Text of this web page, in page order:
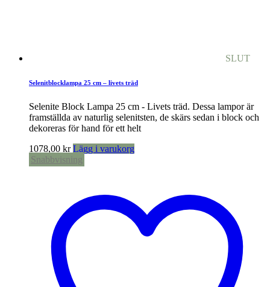
SLUT
Selenitblocklampa 25 cm – livets träd
Selenite Block Lampa 25 cm - Livets träd. Dessa lampor är
framställda av naturlig selenitsten, de skärs sedan i block och
dekoreras för hand för ett helt
1078,00 kr Lägg i varukorg
Snabbvisning